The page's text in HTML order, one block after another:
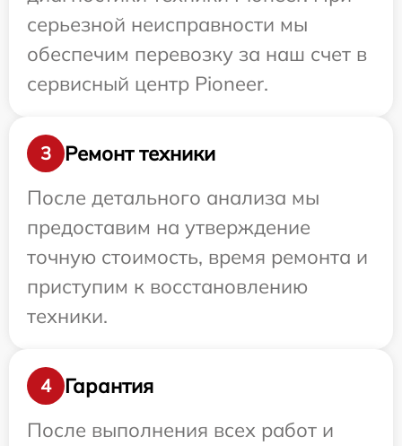
серьезной неисправности мы
обеспечим перевозку за наш счет в
сервисный центр Pioneer.
3
Ремонт техники
После детального анализа мы
предоставим на утверждение
точную стоимость, время ремонта и
приступим к восстановлению
техники.
4
Гарантия
После выполнения всех работ и